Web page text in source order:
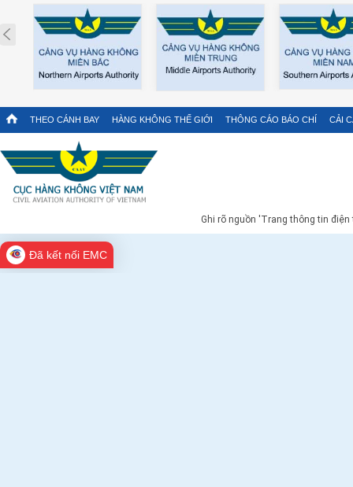
Prev
THEO CÁNH BAY HÀNG KHÔNG THẾ GIỚI THÔNG CÁO BÁO CHÍ CẢI
Ghi rõ nguồn 'Trang thông tin
Đã kết nối EMC